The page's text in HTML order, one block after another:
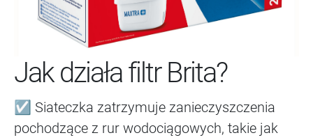
Jak działa filtr Brita?
☑ Siateczka zatrzymuje zanieczyszczenia
pochodzące z rur wodociągowych, takie jak